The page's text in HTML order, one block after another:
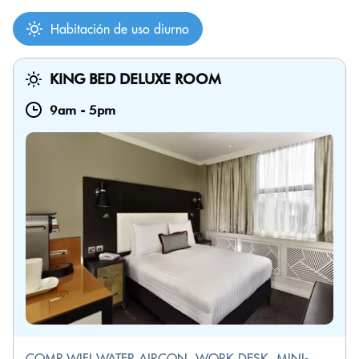
Habitación de uso diurno
KING BED DELUXE ROOM
9am - 5pm